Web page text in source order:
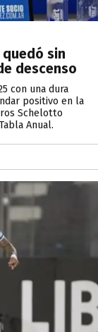
quedó sin
descenso
con una dura
positivo en la
Schelotto
Anual.